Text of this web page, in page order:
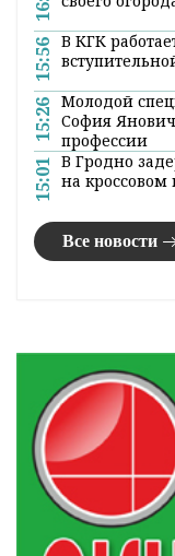
15:56 В КГК
15:26 Молодой
София Янович
профессии
15:01 В Гродно
на кроссовом
Все новости